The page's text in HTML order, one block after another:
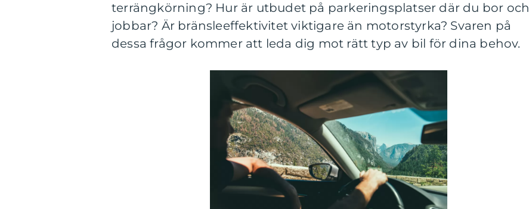
terrängkörning? Hur är utbudet på parkeringsplatser där du bor och
jobbar? Är bränsleeffektivitet viktigare än motorstyrka? Svaren på
dessa frågor kommer att leda dig mot rätt typ av bil för dina behov.